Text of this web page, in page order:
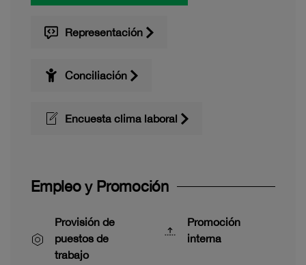
Representación
Conciliación
Encuesta clima laboral
Empleo y Promoción
Provisión de
puestos de
trabajo
Promoción
interna